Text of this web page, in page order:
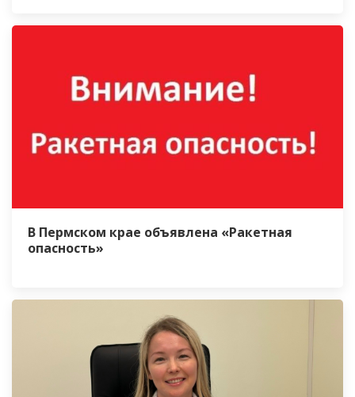
В Пермском крае объявлена «Ракетная
опасность»